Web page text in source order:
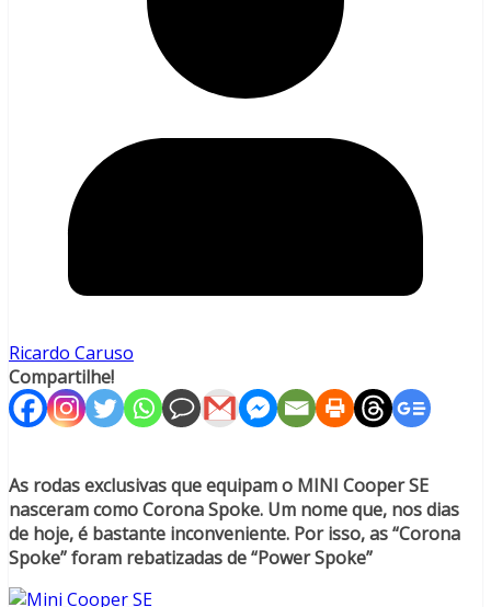
Ricardo Caruso
Compartilhe!
As rodas exclusivas que equipam o MINI Cooper SE
nasceram como Corona Spoke. Um nome que, nos dias
de hoje, é bastante inconveniente. Por isso, as “Corona
Spoke” foram rebatizadas de “Power Spoke”